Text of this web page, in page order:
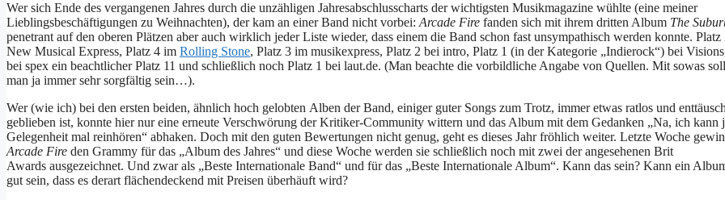
Wer sich Ende des vergangenen Jahres durch die unzähligen Jahresabschlusscharts der wichtigsten Musikmagazine wühlte (eine meiner
Lieblingsbeschäftigungen zu Weihnachten), der kam an einer Band nicht vorbei: Arcade Fire fanden sich mit ihrem dritten Album The
penetrant auf den oberen Plätzen aber auch wirklich jeder Liste wieder, dass einem die Band schon fast unsympathisch werden konnte. Platz
New Musical Express, Platz 4 im Rolling Stone, Platz 3 im musikexpress, Platz 2 bei intro, Platz 1 (in der Kategorie „Indierock“) bei
bei spex ein beachtlicher Platz 11 und schließlich noch Platz 1 bei laut.de. (Man beachte die vorbildliche Angabe von Quellen. Mit sowas
man ja immer sehr sorgfältig sein…).
Wer (wie ich) bei den ersten beiden, ähnlich hoch gelobten Alben der Band, einiger guter Songs zum Trotz, immer etwas ratlos und
geblieben ist, konnte hier nur eine erneute Verschwörung der Kritiker-Community wittern und das Album mit dem Gedanken „Na, ich kann
Gelegenheit mal reinhören“ abhaken. Doch mit den guten Bewertungen nicht genug, geht es dieses Jahr fröhlich weiter. Letzte Woche
Arcade Fire den Grammy für das „Album des Jahres“ und diese Woche werden sie schließlich noch mit zwei der angesehenen Brit
Awards ausgezeichnet. Und zwar als „Beste Internationale Band“ und für das „Beste Internationale Album“. Kann das sein? Kann ein
gut sein, dass es derart flächendeckend mit Preisen überhäuft wird?